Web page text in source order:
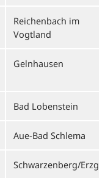
Reichenbach im
Vogtland
Gelnhausen
Bad Lobenstein
Aue-Bad Schlema
Schwarzenberg/